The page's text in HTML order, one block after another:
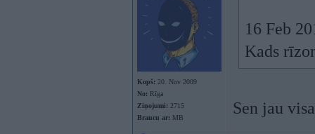
Kopš: 20. Nov 2009
No: Rīga
Ziņojumi: 2715
Braucu ar: MB
16 Feb
Kads
Sen jau